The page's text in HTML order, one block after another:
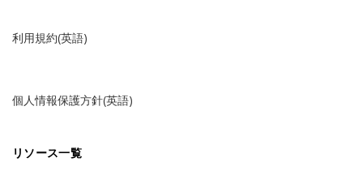
利用規約(英語)
個人情報保護方針(英語)
リソース一覧